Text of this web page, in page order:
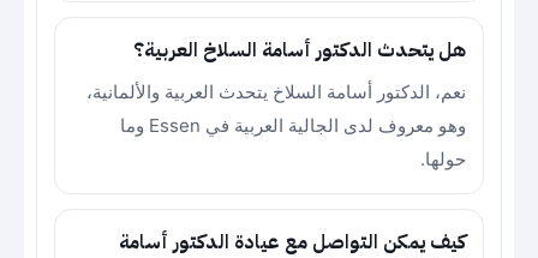
هل يتحدث الدكتور أسامة السلاخ العربية؟
نعم، الدكتور أسامة السلاخ يتحدث العربية والألمانية،
وهو معروف لدى الجالية العربية في Essen وما
حولها.
كيف يمكن التواصل مع عيادة الدكتور أسامة